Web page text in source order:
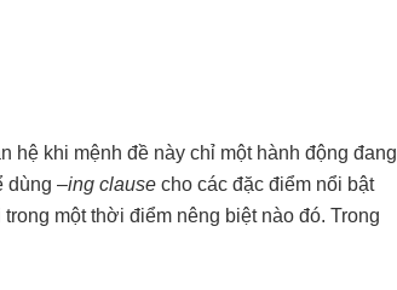
hệ khi mệnh đề này chỉ một hành động đang
dùng –ing clause cho các đặc điểm nổi bật
một thời điểm nêng biệt nào đó. Trong